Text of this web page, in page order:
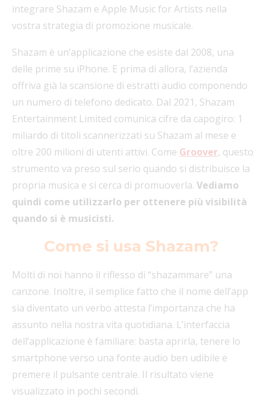
integrare Shazam e Apple Music for Artists nella
vostra strategia di promozione musicale.
Shazam è un’applicazione che esiste dal 2008, una
delle prime su iPhone. E prima di allora, l’azienda
offriva già la scansione di estratti audio componendo
un numero di telefono dedicato. Dal 2021, Shazam
Entertainment Limited comunica cifre da capogiro: 1
miliardo di titoli scannerizzati su Shazam al mese e
oltre 200 milioni di utenti attivi. Come Groover, questo
strumento va preso sul serio quando si distribuisce la
propria musica e si cerca di promuoverla. Vediamo
quindi come utilizzarlo per ottenere più visibilità
quando si è musicisti.
Come si usa Shazam?
Molti di noi hanno il riflesso di “shazammare” una
canzone. Inoltre, il semplice fatto che il nome dell’app
sia diventato un verbo attesta l’importanza che ha
assunto nella nostra vita quotidiana. L’interfaccia
dell’applicazione è familiare: basta aprirla, tenere lo
smartphone verso una fonte audio ben udibile e
premere il pulsante centrale. Il risultato viene
visualizzato in pochi secondi.